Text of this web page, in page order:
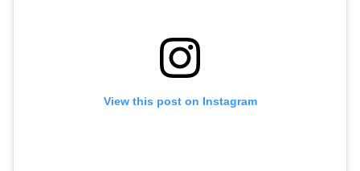
View this post on Instagram